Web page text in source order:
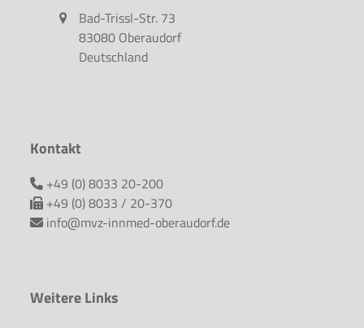
Bad-Trissl-Str. 73
83080 Oberaudorf
Deutschland
Kontakt
+49 (0) 8033 20-200
+49 (0) 8033 / 20-370
info@mvz-innmed-oberaudorf.de
Weitere Links